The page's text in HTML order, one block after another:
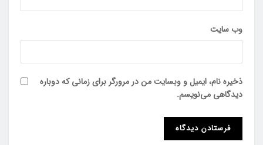
وب‌ سایت
ذخیره نام، ایمیل و وبسایت من در مرورگر برای زمانی که دوباره
دیدگاهی می‌نویسم.